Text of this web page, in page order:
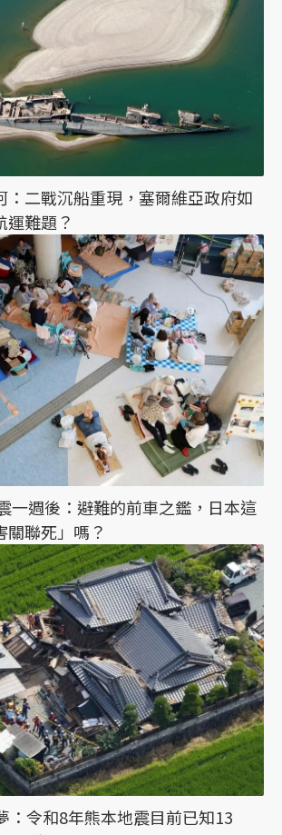
：二戰沉船重現，塞爾維亞政府如
運難題？
一週後：避難的前車之鑑，日本這
關聯死」嗎？
：令和8年熊本地震目前已知13